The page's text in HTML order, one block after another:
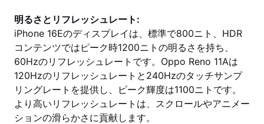
明るさとリフレッシュレート:
iPhone 16Eのディスプレイは、標準で800ニト、HDR
コンテンツではピーク時1200ニトの明るさを持ち、
60Hzのリフレッシュレートです。Oppo Reno 11Aは
120Hzのリフレッシュレートと240Hzのタッチサンプ
リングレートを提供し、ピーク輝度は1100ニトです。
より高いリフレッシュレートは、スクロールやアニメー
ションの滑らかさに貢献します。